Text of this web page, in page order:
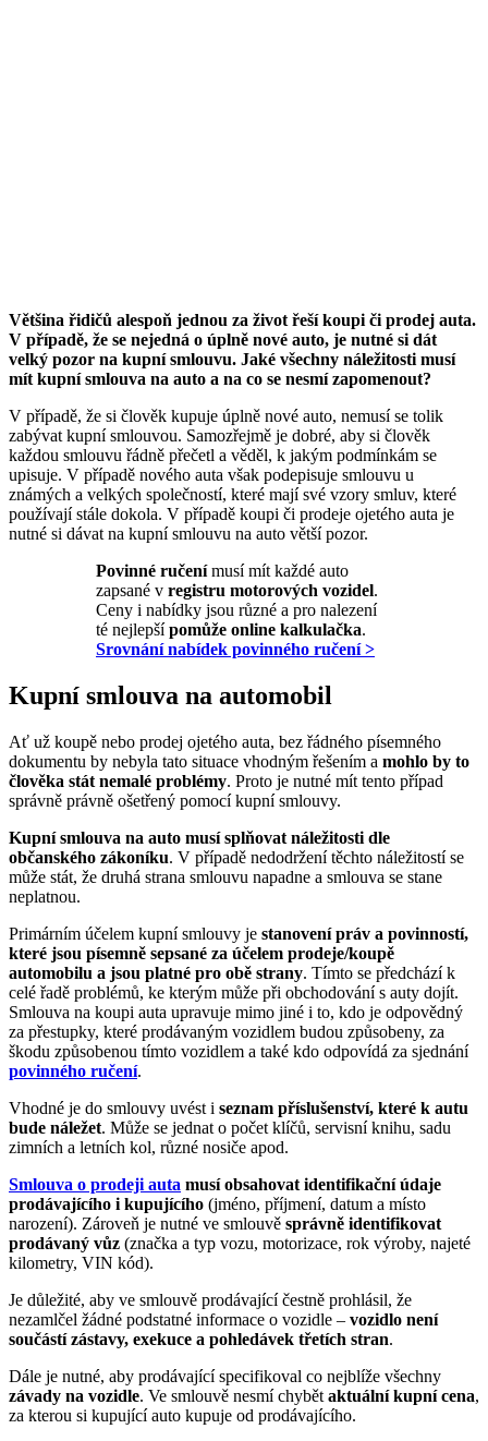
Většina řidičů alespoň jednou za život řeší koupi či prodej auta.
V případě, že se nejedná o úplně nové auto, je nutné si dát
velký pozor na kupní smlouvu. Jaké všechny náležitosti musí
mít kupní smlouva na auto a na co se nesmí zapomenout?
V případě, že si člověk kupuje úplně nové auto, nemusí se tolik
zabývat kupní smlouvou. Samozřejmě je dobré, aby si člověk
každou smlouvu řádně přečetl a věděl, k jakým podmínkám se
upisuje. V případě nového auta však podepisuje smlouvu u
známých a velkých společností, které mají své vzory smluv, které
používají stále dokola. V případě koupi či prodeje ojetého auta je
nutné si dávat na kupní smlouvu na auto větší pozor.
Povinné ručenímusí mít každé auto
zapsané v registru motorových vozidel.
Ceny i nabídky jsou různé a pro nalezení
té nejlepšípomůže online kalkulačka.
Srovnání nabídek povinného ručení >
Kupní smlouva na automobil
Ať už koupě nebo prodej ojetého auta, bez řádného písemného
dokumentu by nebyla tato situace vhodným řešením a mohlo by to
člověka stát nemalé problémy. Proto je nutné mít tento případ
správně právně ošetřený pomocí kupní smlouvy.
Kupní smlouva na auto musí splňovat náležitosti dle
občanského zákoníku. V případě nedodržení těchto náležitostí se
může stát, že druhá strana smlouvu napadne a smlouva se stane
neplatnou.
Primárním účelem kupní smlouvy je stanovení práv a povinností,
které jsou písemně sepsané za účelem prodeje/koupě
automobilu a jsou platné pro obě strany. Tímto se předchází k
celé řadě problémů, ke kterým může při obchodování s auty dojít.
Smlouva na koupi auta upravuje mimo jiné i to, kdo je odpovědný
za přestupky, které prodávaným vozidlem budou způsobeny, za
škodu způsobenou tímto vozidlem a také kdo odpovídá za sjednání
povinného ručení.
Vhodné je do smlouvy uvést i seznam příslušenství, které k autu
bude náležet. Může se jednat o počet klíčů, servisní knihu, sadu
zimních a letních kol, různé nosiče apod.
Smlouva o prodeji auta musí obsahovat identifikační údaje
prodávajícího i kupujícího (jméno, příjmení, datum a místo
narození). Zároveň je nutné ve smlouvě správně identifikovat
prodávaný vůz (značka a typ vozu, motorizace, rok výroby, najeté
kilometry, VIN kód).
Je důležité, aby ve smlouvě prodávající čestně prohlásil, že
nezamlčel žádné podstatné informace o vozidle – vozidlo není
součástí zástavy, exekuce a pohledávek třetích stran.
Dále je nutné, aby prodávající specifikoval co nejblíže všechny
závady na vozidle. Ve smlouvě nesmí chybět aktuální kupní cena,
za kterou si kupující auto kupuje od prodávajícího.